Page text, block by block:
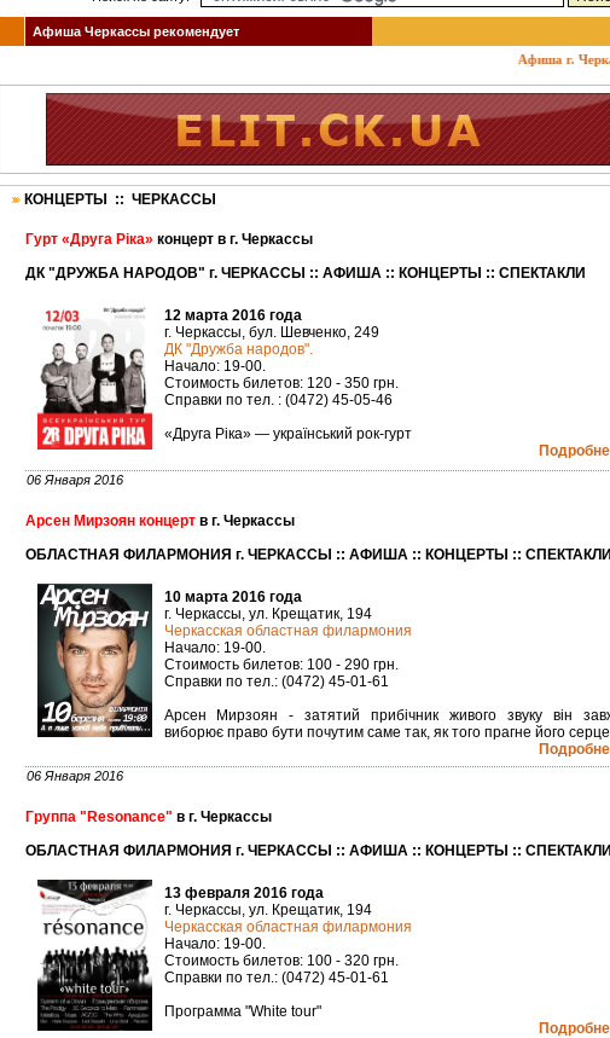
Афиша Черкассы рекомендует
Афиша г.
КОНЦЕРТЫ :: ЧЕРКАССЫ
Гурт «Друга Ріка» концерт в г. Черкассы
ДК "ДРУЖБА НАРОДОВ" г. ЧЕРКАССЫ :: АФИША :: КОНЦЕРТЫ :: СПЕКТАКЛИ
12 марта 2016 года
г. Черкассы, бул. Шевченко, 249
ДК "Дружба народов".
Начало: 19-00.
Стоимость билетов: 120 - 350 грн.
Справки по тел. : (0472) 45-05-46
«Друга Ріка» — український рок-гурт
06 Января 2016
Арсен Мирзоян концертв г. Черкассы
ОБЛАСТНАЯ ФИЛАРМОНИЯ г. ЧЕРКАССЫ :: АФИША :: КОНЦЕРТЫ :: СПЕКТАКЛИ
10 марта 2016 года
г. Черкассы, ул. Крещатик, 194
Черкасская областная филармония
Начало: 19-00.
Стоимость билетов: 100 - 290 грн.
Справки по тел.: (0472) 45-01-61
Арсен Мирзоян - затятий прибічник живого звуку він
виборює право бути почутим саме так, як того прагне його
06 Января 2016
Группа "Resonance" в г. Черкассы
ОБЛАСТНАЯ ФИЛАРМОНИЯ г. ЧЕРКАССЫ :: АФИША :: КОНЦЕРТЫ :: СПЕКТАКЛИ
13 февраля 2016 года
г. Черкассы, ул. Крещатик, 194
Черкасская областная филармония
Начало: 19-00.
Стоимость билетов: 100 - 320 грн.
Справки по тел.: (0472) 45-01-61
Программа "White tour"